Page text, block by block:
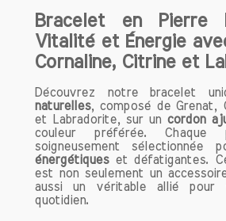
Cornaline
La cornaline est une
calcédoine, qui est elle-
varier du jaune
profond, en passant par
intermédiaires. Cette
généralement dans
volcaniques et
partir de crevasses dans
principaux gisements de
Bracelet en Pierre
Vitalité et Énergie
Cornaline, Citrine et
Découvrez notre bracelet
naturelles, composé de Grenat,
et Labradorite, sur un cordon
couleur préférée.
soigneusement sélectionnée
énergétiqueset défatigantes.
est non seulement un
aussi un véritable allié pour
quotidien.